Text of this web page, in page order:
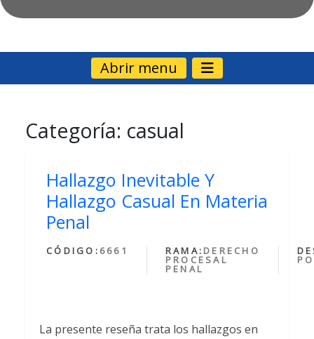
Abrir menu
Categoría: casual
Hallazgo Inevitable Y
Hallazgo Casual En Materia
Penal
CÓDIGO: 6661 RAMA: DERECHO
PROCESAL
PENAL
La presente reseña trata los hallazgos en